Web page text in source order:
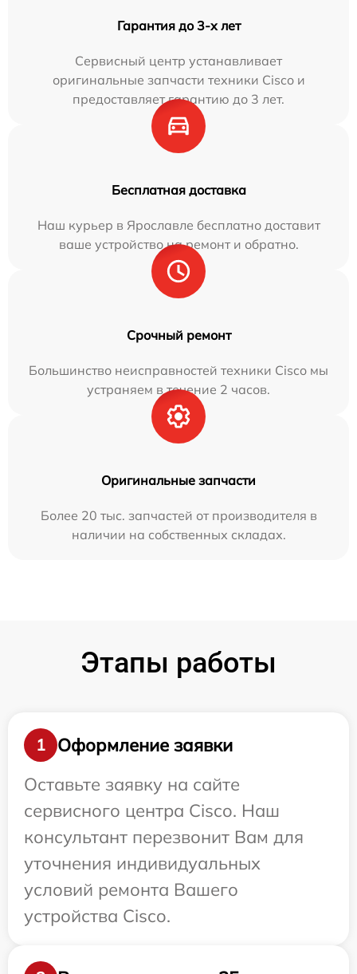
Гарантия до 3-х лет
Сервисный центр устанавливает
оригинальные запчасти техники Cisco и
предоставляет гарантию до 3 лет.
Бесплатная доставка
Наш курьер в Ярославле бесплатно доставит
ваше устройство на ремонт и обратно.
Срочный ремонт
Большинство неисправностей техники Cisco мы
устраняем в течение 2 часов.
Оригинальные запчасти
Более 20 тыс. запчастей от производителя в
наличии на собственных складах.
Этапы работы
1
Оформление заявки
Оставьте заявку на сайте
сервисного центра Cisco. Наш
консультант перезвонит Вам для
уточнения индивидуальных
условий ремонта Вашего
устройства Cisco.